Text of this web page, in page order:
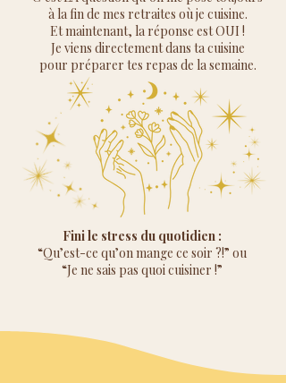
à la fin de mes retraites où je cuisine.
Et maintenant, la réponse est OUI !
Je viens directement dans ta cuisine
pour préparer tes repas de la semaine.​
Fini le stress du quotidien :
“Qu’est-ce qu’on mange ce soir ?!” ou
“Je ne sais pas quoi cuisiner !”